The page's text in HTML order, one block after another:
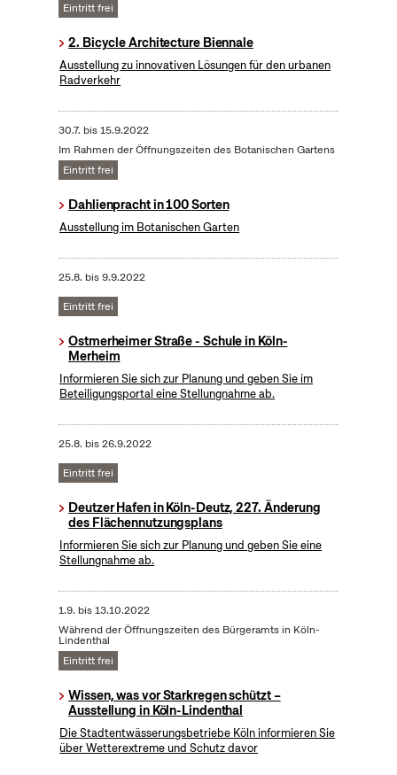
Eintritt frei
2. Bicycle Architecture Biennale
Ausstellung zu innovativen Lösungen für den urbanen
Radverkehr
30.7. bis15.9.2022
Im Rahmen der Öffnungszeiten des Botanischen Gartens
Eintritt frei
Dahlienpracht in 100 Sorten
Ausstellung im Botanischen Garten
25.8. bis9.9.2022
Eintritt frei
Ostmerheimer Straße - Schule in Köln-
Merheim
Informieren Sie sich zur Planung und geben Sie im
Beteiligungsportal eine Stellungnahme ab.
25.8. bis26.9.2022
Eintritt frei
Deutzer Hafen in Köln-Deutz, 227. Änderung
des Flächennutzungsplans
Informieren Sie sich zur Planung und geben Sie eine
Stellungnahme ab.
1.9. bis13.10.2022
Während der Öffnungszeiten des Bürgeramts in Köln-
Lindenthal
Eintritt frei
Wissen, was vor Starkregen schützt –
Ausstellung in Köln-Lindenthal
Die Stadtentwässerungsbetriebe Köln informieren Sie
über Wetterextreme und Schutz davor